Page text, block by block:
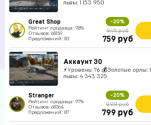
львы: 1 153 950
Great Shop
Рейтинг продавца: 98%
Отзывов: 68159
Предложений: 83
-20%
949 руб
759 руб
Аккаунт 30
⚡Уровень: 76 💰Золотые
львы: 4 343 325
Stranger
Рейтинг продавца: 97%
Отзывов: 68364
Предложений: 87
-20%
999 руб
799 руб